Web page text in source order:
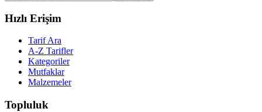
Hızlı Erişim
Tarif Ara
A-Z Tarifler
Kategoriler
Mutfaklar
Malzemeler
Topluluk